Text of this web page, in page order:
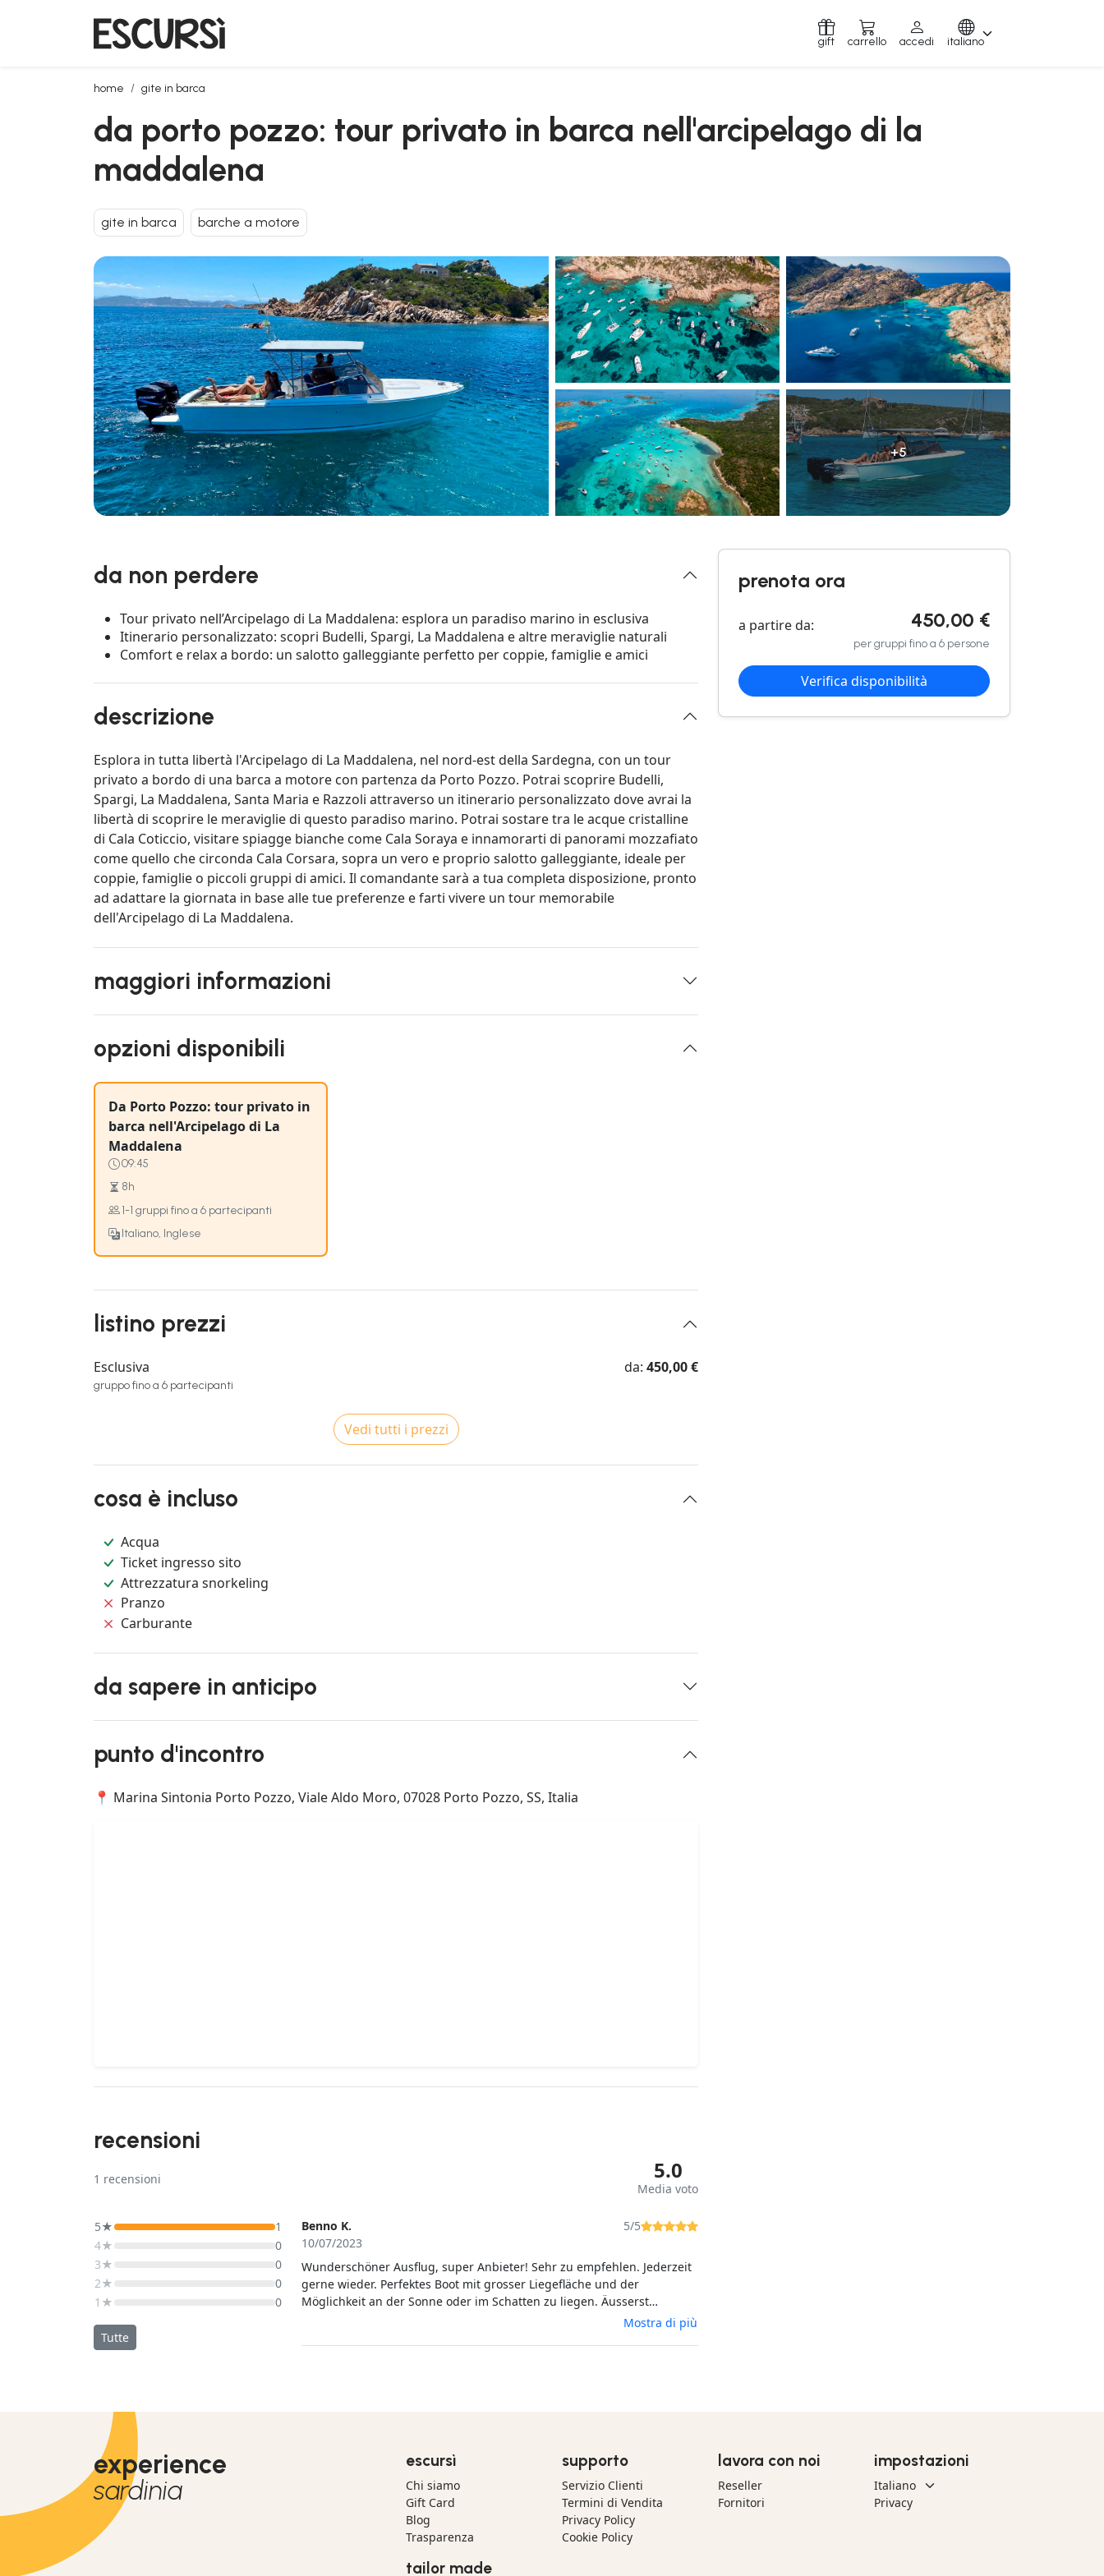
gift carrello accedi italiano
home gite in barca
da porto pozzo: tour privato in barca nell'arcipelago di la maddalena
da porto pozzo: tour privato in barca nell'arcipelago di la
maddalena
gite in barca barche a motore
+5
da non perdere
Tour privato nell’Arcipelago di La Maddalena: esplora un paradiso marino in esclusiva
Itinerario personalizzato: scopri Budelli, Spargi, La Maddalena e altre meraviglie naturali
Comfort e relax a bordo: un salotto galleggiante perfetto per coppie, famiglie e amici
descrizione
Esplora in tutta libertà l'Arcipelago di La Maddalena, nel nord-est della Sardegna, con un tour
privato a bordo di una barca a motore con partenza da Porto Pozzo. Potrai scoprire Budelli,
Spargi, La Maddalena, Santa Maria e Razzoli attraverso un itinerario personalizzato dove avrai la
libertà di scoprire le meraviglie di questo paradiso marino. Potrai sostare tra le acque cristalline
di Cala Coticcio, visitare spiagge bianche come Cala Soraya e innamorarti di panorami mozzafiato
come quello che circonda Cala Corsara, sopra un vero e proprio salotto galleggiante, ideale per
coppie, famiglie o piccoli gruppi di amici. Il comandante sarà a tua completa disposizione, pronto
ad adattare la giornata in base alle tue preferenze e farti vivere un tour memorabile
dell'Arcipelago di La Maddalena.
maggiori informazioni
opzioni disponibili
Da Porto Pozzo: tour privato in
barca nell'Arcipelago di La
Maddalena
09:45
8h
1-1 gruppi fino a 6 partecipanti
Italiano, Inglese
listino prezzi
Esclusiva
gruppo fino a 6 partecipanti
da: 450,00 €
Vedi tutti i prezzi
cosa è incluso
Acqua
Ticket ingresso sito
Attrezzatura snorkeling
Pranzo
Carburante
da sapere in anticipo
punto d'incontro
📍 Marina Sintonia Porto Pozzo, Viale Aldo Moro, 07028 Porto Pozzo, SS, Italia
recensioni
1 recensioni 5.0
Media voto
5★
1
4★
0
3★
0
2★
0
1★
0
Tutte
Benno K.
10/07/2023
5/5
Wunderschöner Ausflug, super Anbieter! Sehr zu empfehlen. Jederzeit
gerne wieder. Perfektes Boot mit grosser Liegefläche und der
Möglichkeit an der Sonne oder im Schatten zu liegen. Äusserst
freundlicher und sehr kompetenter Kapitän der einem an die
schönsten Plätze führt. Kühlbox an Bord. Am besten nimmt man seinen
Mostra di più
prenota ora
a partire da: 450,00 €
per gruppi fino a 6 persone
Verifica disponibilità
experience
sardinia
escursì
Chi siamo
Gift Card
Blog
Trasparenza
tailor made
supporto
Servizio Clienti
Termini di Vendita
Privacy Policy
Cookie Policy
lavora con noi
Reseller
Fornitori
impostazioni
Privacy